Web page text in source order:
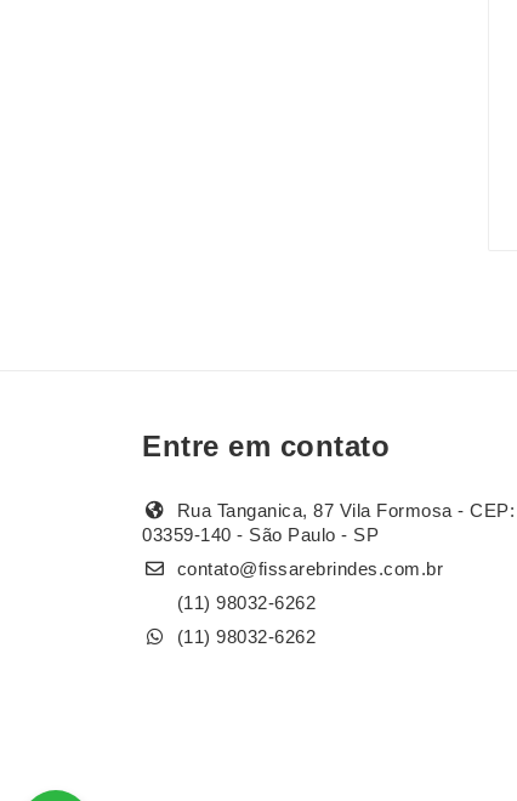
Entre em contato
Rua Tanganica, 87 Vila Formosa - CEP:
03359-140 - São Paulo - SP
contato@fissarebrindes.com.br
(11) 98032-6262
(11) 98032-6262